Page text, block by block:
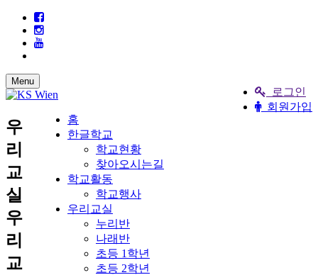
로그인
회원가입
Menu
홈
한글학교
학교현황
찾아오시는길
학교활동
학교행사
우리교실
누리반
나래반
초등 1학년
초등 2학년
우
리
교
실
우
리
교